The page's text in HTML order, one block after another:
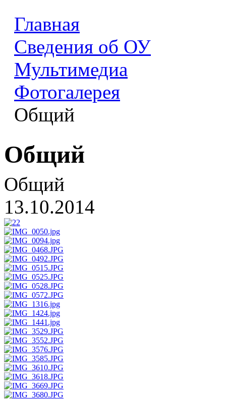
Главная
Сведения об ОУ
Мультимедиа
Фотогалерея
Общий
Общий
Общий
13.10.2014